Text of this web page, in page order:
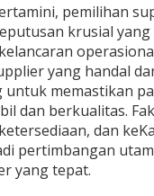
pemilihan
krusial yang
yang handal
memastikan
dan berkualitas.
dan
pertimbangan
yang tepat.